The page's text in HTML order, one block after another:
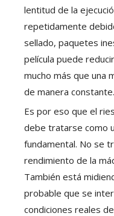
lentitud de la
repetidamente
sellado, paquetes
película puede
mucho más que una
de manera constante.
Es por eso que el
debe tratarse como
fundamental. No se
rendimiento de la
También está
probable que se
condiciones reales